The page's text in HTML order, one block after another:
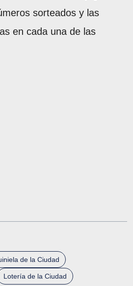
sorteados y las
en cada una de las
de la Ciudad
Lotería de la Ciudad